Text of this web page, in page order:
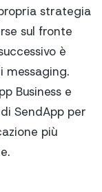
strategia
sul fronte
è
messaging.
Business e
SendApp per
più